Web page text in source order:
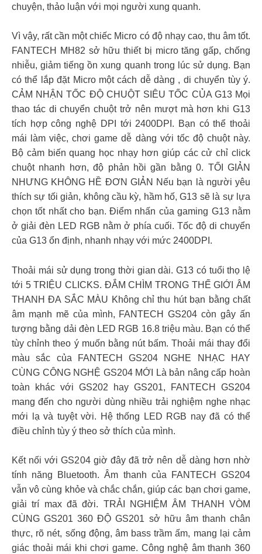
chuyện, thảo luận với mọi người xung quanh.
Vì vậy, rất cần một chiếc Micro có độ nhạy cao, thu âm tốt.
FANTECH MH82 sở hữu thiết bị micro tăng gấp, chống
nhiễu, giảm tiếng ồn xung quanh trong lúc sử dụng. Bạn
có thể lắp đặt Micro một cách dễ dàng , di chuyển tùy ý.
CẢM NHẬN TỐC ĐỘ CHUỘT SIÊU TỐC CỦA G13 Mọi
thao tác di chuyển chuột trở nên mượt mà hơn khi G13
tích hợp công nghệ DPI tới 2400DPI. Bạn có thể thoải
mái làm việc, chơi game dễ dàng với tốc độ chuột này.
Bộ cảm biến quang học nhạy hơn giúp các cử chỉ click
chuột nhanh hơn, độ phản hồi gần bằng 0. TỐI GIẢN
NHƯNG KHÔNG HỀ ĐƠN GIẢN Nếu bạn là người yêu
thích sự tối giản, không cầu kỳ, hầm hố, G13 sẽ là sự lựa
chọn tốt nhất cho bạn. Điểm nhấn của gaming G13 nằm
ở giải đèn LED RGB nằm ở phía cuối. Tốc độ di chuyển
của G13 ổn định, nhanh nhạy với mức 2400DPI.
Thoải mái sử dụng trong thời gian dài. G13 có tuổi thọ lệ
tới 5 TRIỆU CLICKS. ĐẮM CHÌM TRONG THẾ GIỚI ÂM
THANH ĐA SẮC MÀU Không chỉ thu hút bạn bằng chất
âm mạnh mẽ của mình, FANTECH GS204 còn gây ấn
tượng bằng dải đèn LED RGB 16.8 triệu màu. Bạn có thể
tùy chỉnh theo ý muốn bằng nút bấm. Thoải mái thay đổi
màu sắc của FANTECH GS204 NGHE NHẠC HAY
CÙNG CÔNG NGHỆ GS204 MỚI Là bản nâng cấp hoàn
toàn khác với GS202 hay GS201, FANTECH GS204
mang đến cho người dùng nhiều trải nghiệm nghe nhạc
mới lạ và tuyệt vời. Hệ thống LED RGB nay đã có thể
điều chỉnh tùy ý theo sở thích của mình.
Kết nối với GS204 giờ đây đã trở nên dễ dàng hơn nhờ
tính năng Bluetooth. Âm thanh của FANTECH GS204
vẫn vô cùng khỏe và chắc chắn, giúp các bạn chơi game,
giải trí max đã đời. TRẢI NGHIỆM ÂM THANH VÒM
CÙNG GS201 360 ĐỘ GS201 sở hữu âm thanh chân
thực, rõ nét, sống động, âm bass trầm ấm, mang lại cảm
giác thoải mái khi chơi game. Công nghệ âm thanh 360